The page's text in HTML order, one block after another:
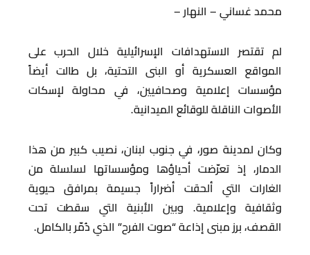
محمد غساني – النهار –
لم تقتصر الاستهدافات الإسرائيلية خلال الحرب على
المواقع العسكرية أو البنى التحتية، بل طالت أيضاً
مؤسسات إعلامية وصحافيين، في محاولة لإسكات
الأصوات الناقلة للوقائع الميدانية.
وكان لمدينة صور، في جنوب لبنان، نصيب كبير من هذا
الدمار، إذ تعرّضت أحياؤها ومؤسساتها لسلسلة من
الغارات التي ألحقت أضراراً جسيمة بمرافق حيوية
وثقافية وإعلامية. وبين الأبنية التي سقطت تحت
القصف، برز مبنى إذاعة “صوت الفرح” الذي دُمّر بالكامل.